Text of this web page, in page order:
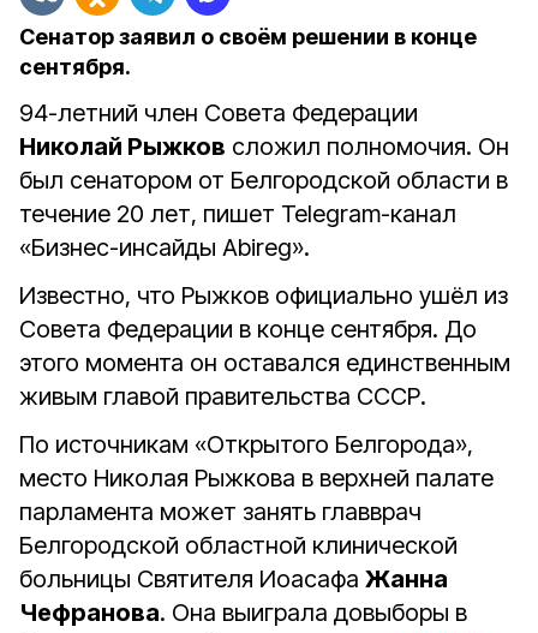
Сенатор заявил о своём решении в конце
сентября.
94-летний член Совета Федерации
Николай Рыжков сложил полномочия. Он
был сенатором от Белгородской области в
течение 20 лет, пишет Telegram-канал
«Бизнес-инсайды Abireg».
Известно, что Рыжков официально ушёл из
Совета Федерации в конце сентября. До
этого момента он оставался единственным
живым главой правительства СССР.
По источникам «Открытого Белгорода»,
место Николая Рыжкова в верхней палате
парламента может занять главврач
Белгородской областной клинической
больницы Святителя Иоасафа Жанна
Чефранова. Она выиграла довыборы в